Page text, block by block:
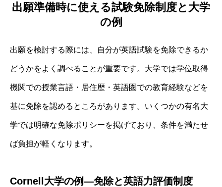
出願準備時に使える試験免除制度と大学
の例
出願を検討する際には、自分が英語試験を免除できるか
どうかをよく調べることが重要です。大学では学位取得
機関での授業言語・居住歴・英語圏での教育経験などを
基に免除を認めるところがあります。いくつかの有名大
学では明確な免除ポリシーを掲げており、条件を満たせ
ば負担が軽くなります。
Cornell大学の例—免除と英語力評価制度